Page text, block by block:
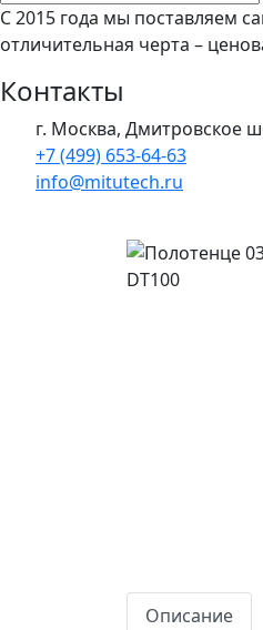
С 2015 года мы поставляем
отличительная черта –
Контакты
г. Москва, Дмитровское
+7 (499) 653-64-63
info@mitutech.ru
Описание